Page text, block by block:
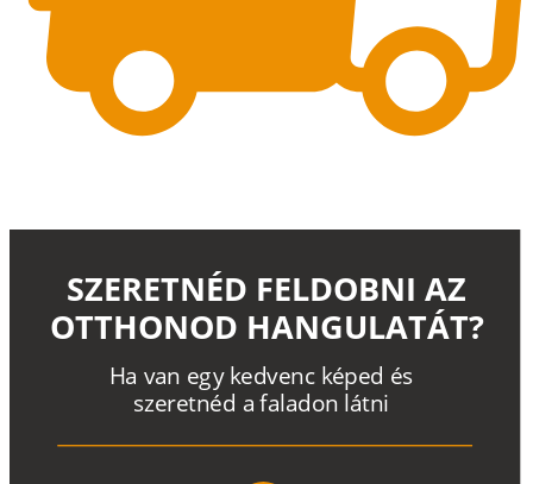
Ha van egy kedvenc képed és
szeretnéd a faladon látni
SZERETNÉD FELDOBNI AZ
OTTHONOD HANGULATÁT?